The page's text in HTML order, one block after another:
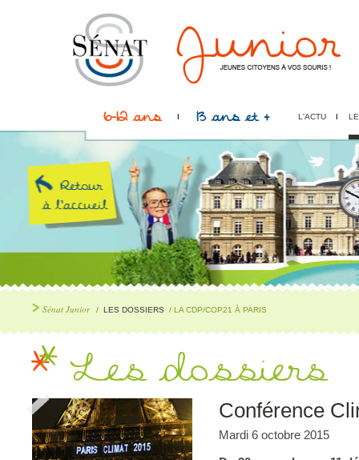
6-12 ans 13 ans et + L'ACTU
Sénat Junior / LES DOSSIERS / LA CDP/COP21 À PARIS
Les dossiers
Conférence
Mardi 6 octobre 2015